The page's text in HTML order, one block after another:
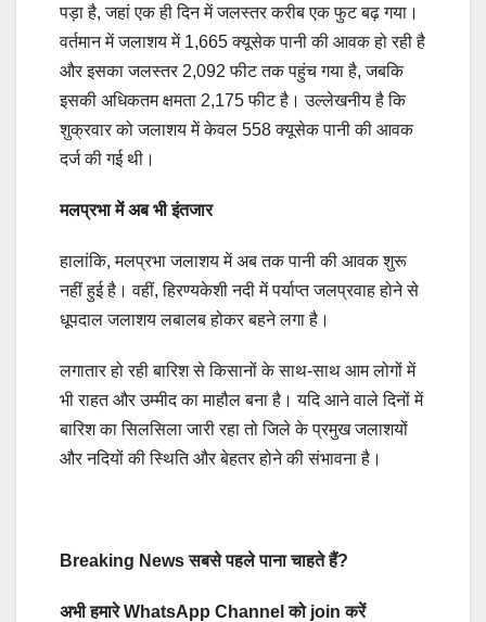
पड़ा है, जहां एक ही दिन में जलस्तर करीब एक फुट बढ़ गया।
वर्तमान में जलाशय में 1,665 क्यूसेक पानी की आवक हो रही है
और इसका जलस्तर 2,092 फीट तक पहुंच गया है, जबकि
इसकी अधिकतम क्षमता 2,175 फीट है। उल्लेखनीय है कि
शुक्रवार को जलाशय में केवल 558 क्यूसेक पानी की आवक
दर्ज की गई थी।
मलप्रभा में अब भी इंतजार
हालांकि, मलप्रभा जलाशय में अब तक पानी की आवक शुरू
नहीं हुई है। वहीं, हिरण्यकेशी नदी में पर्याप्त जलप्रवाह होने से
धूपदाल जलाशय लबालब होकर बहने लगा है।
लगातार हो रही बारिश से किसानों के साथ-साथ आम लोगों में
भी राहत और उम्मीद का माहौल बना है। यदि आने वाले दिनों में
बारिश का सिलसिला जारी रहा तो जिले के प्रमुख जलाशयों
और नदियों की स्थिति और बेहतर होने की संभावना है।
Breaking News सबसे पहले पाना चाहते हैं?
अभी हमारे WhatsApp Channel को join करें